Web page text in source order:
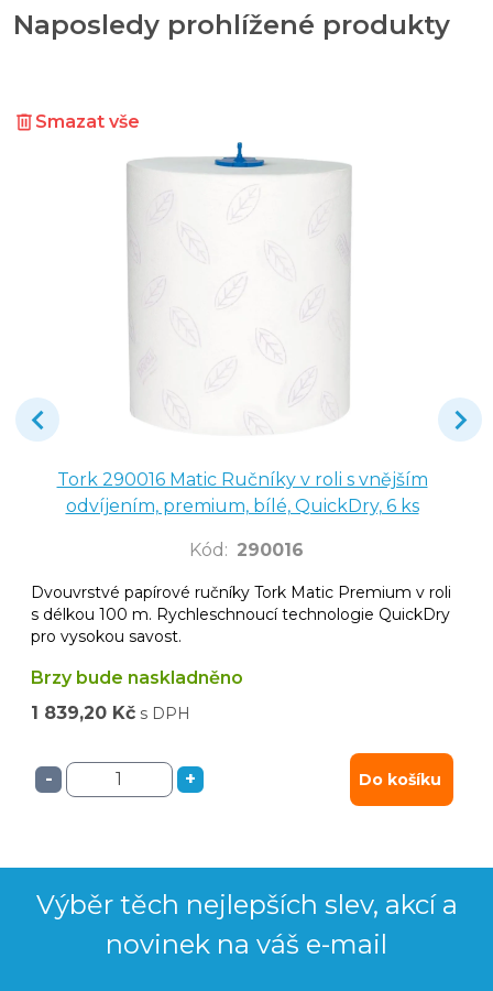
Naposledy prohlížené produkty
Smazat vše
Tork 290016 Matic Ručníky v roli s vnějším
odvíjením, premium, bílé, QuickDry, 6 ks
Kód : 290016
Dvouvrstvé papírové ručníky Tork Matic Premium v roli
s délkou 100 m. Rychleschnoucí technologie QuickDry
pro vysokou savost.
Brzy bude naskladněno
1 839,20 Kč s DPH
- + Do košíku
Výběr těch nejlepších slev, akcí a
novinek na váš e-mail